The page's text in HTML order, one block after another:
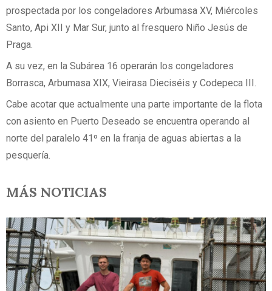
prospectada por los congeladores Arbumasa XV, Miércoles
Santo, Api XII y Mar Sur, junto al fresquero Niño Jesús de
Praga.
A su vez, en la Subárea 16 operarán los congeladores
Borrasca, Arbumasa XIX, Vieirasa Dieciséis y Codepeca III.
Cabe acotar que actualmente una parte importante de la flota
con asiento en Puerto Deseado se encuentra operando al
norte del paralelo 41º en la franja de aguas abiertas a la
pesquería.
MÁS NOTICIAS